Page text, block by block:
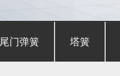
尾门弹簧 塔簧